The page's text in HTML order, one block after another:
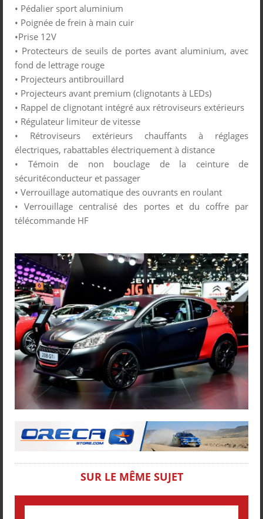
• Pédalier sport aluminium
• Poignée de frein à main cuir
•Prise 12V
• Protecteurs de seuils de portes avant aluminium, avec
fond de lettrage rouge
• Projecteurs antibrouillard
• Projecteurs avant premium (clignotants à LEDs)
• Rappel de clignotant intégré aux rétroviseurs extérieurs
• Régulateur limiteur de vitesse
• Rétroviseurs extérieurs chauffants à réglages
électriques, rabattables électriquement à distance
• Témoin de non bouclage de la ceinture de
sécuritéconducteur et passager
• Verrouillage automatique des ouvrants en roulant
• Verrouillage centralisé des portes et du coffre par
télécommande HF
SUR LE MÊME SUJET